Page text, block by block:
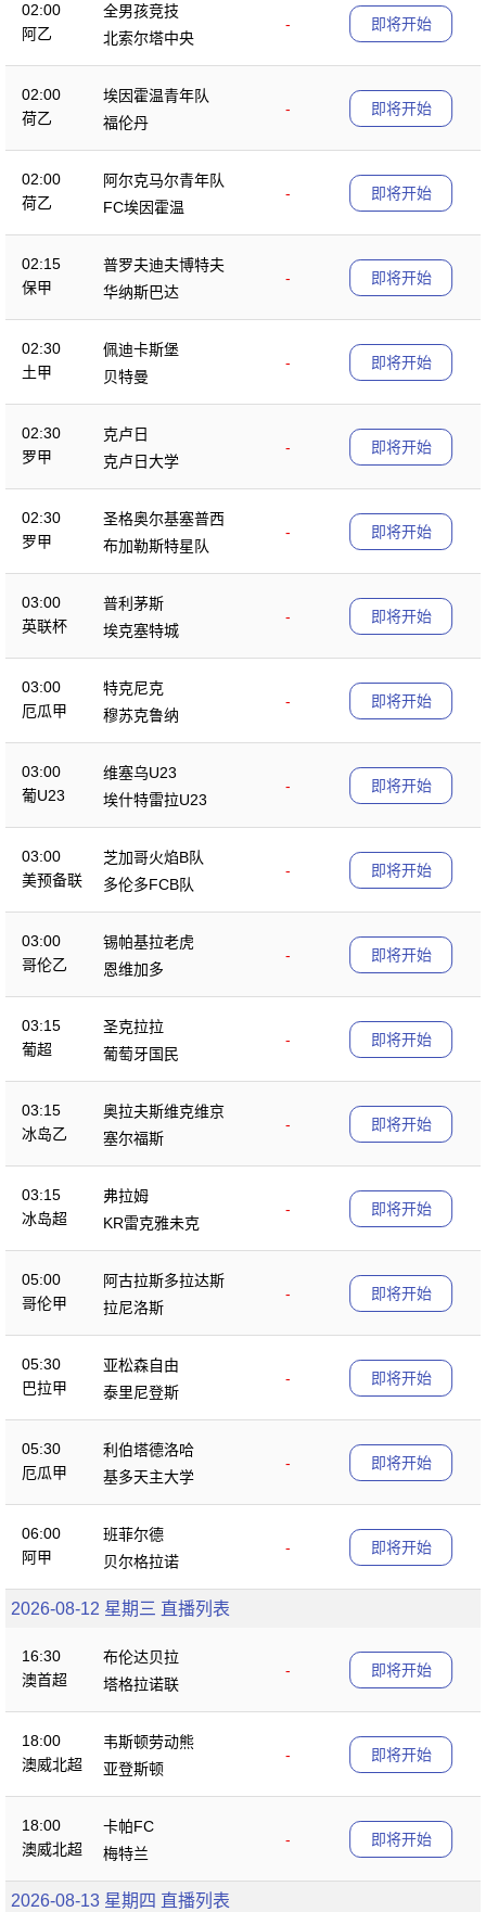
02:00
阿乙
全男孩竞技
-
北索尔塔中央
即将开始
02:00
荷乙
埃因霍温青年队
-
福伦丹
即将开始
02:00
荷乙
阿尔克马尔青年队
-
FC埃因霍温
即将开始
02:15
保甲
普罗夫迪夫博特夫
-
华纳斯巴达
即将开始
02:30
土甲
佩迪卡斯堡
-
贝特曼
即将开始
02:30
罗甲
克卢日
-
克卢日大学
即将开始
02:30
罗甲
圣格奥尔基塞普西
-
布加勒斯特星队
即将开始
03:00
英联杯
普利茅斯
-
埃克塞特城
即将开始
03:00
厄瓜甲
特克尼克
-
穆苏克鲁纳
即将开始
03:00
葡U23
维塞乌U23
-
埃什特雷拉U23
即将开始
03:00
美预备联
芝加哥火焰B队
-
多伦多FCB队
即将开始
03:00
哥伦乙
锡帕基拉老虎
-
恩维加多
即将开始
03:15
葡超
圣克拉拉
-
葡萄牙国民
即将开始
03:15
冰岛乙
奥拉夫斯维克维京
-
塞尔福斯
即将开始
03:15
冰岛超
弗拉姆
-
KR雷克雅未克
即将开始
05:00
哥伦甲
阿古拉斯多拉达斯
-
拉尼洛斯
即将开始
05:30
巴拉甲
亚松森自由
-
泰里尼登斯
即将开始
05:30
厄瓜甲
利伯塔德洛哈
-
基多天主大学
即将开始
06:00
阿甲
班菲尔德
-
贝尔格拉诺
即将开始
2026-08-12 星期三 直播列表
16:30
澳首超
布伦达贝拉
-
塔格拉诺联
即将开始
18:00
澳威北超
韦斯顿劳动熊
-
亚登斯顿
即将开始
18:00
澳威北超
卡帕FC
-
梅特兰
即将开始
2026-08-13 星期四 直播列表